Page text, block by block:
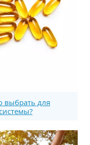
выбрать для